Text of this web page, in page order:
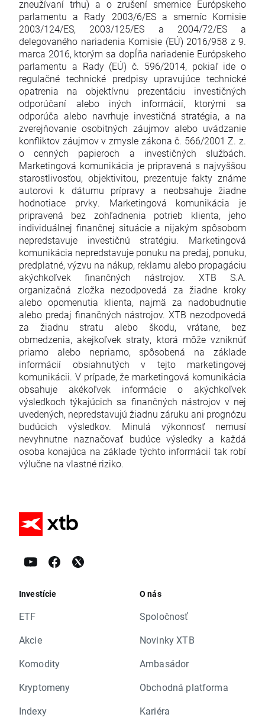
zneužívaní trhu) a o zrušení smernice Európskeho
parlamentu a Rady 2003/6/ES a smerníc Komisie
2003/124/ES, 2003/125/ES a 2004/72/ES a
delegovaného nariadenia Komisie (EÚ) 2016/958 z 9.
marca 2016, ktorým sa dopĺňa nariadenie Európskeho
parlamentu a Rady (EÚ) č. 596/2014, pokiaľ ide o
regulačné technické predpisy upravujúce technické
opatrenia na objektívnu prezentáciu investičných
odporúčaní alebo iných informácií, ktorými sa
odporúča alebo navrhuje investičná stratégia, a na
zverejňovanie osobitných záujmov alebo uvádzanie
konfliktov záujmov v zmysle zákona č. 566/2001 Z. z.
o cenných papieroch a investičných službách.
Marketingová komunikácia je pripravená s najvyššou
starostlivosťou, objektivitou, prezentuje fakty známe
autorovi k dátumu prípravy a neobsahuje žiadne
hodnotiace prvky. Marketingová komunikácia je
pripravená bez zohľadnenia potrieb klienta, jeho
individuálnej finančnej situácie a nijakým spôsobom
nepredstavuje investičnú stratégiu. Marketingová
komunikácia nepredstavuje ponuku na predaj, ponuku,
predplatné, výzvu na nákup, reklamu alebo propagáciu
akýchkoľvek finančných nástrojov. XTB S.A.
organizačná zložka nezodpovedá za žiadne kroky
alebo opomenutia klienta, najmä za nadobudnutie
alebo predaj finančných nástrojov. XTB nezodpovedá
za žiadnu stratu alebo škodu, vrátane, bez
obmedzenia, akejkoľvek straty, ktorá môže vzniknúť
priamo alebo nepriamo, spôsobená na základe
informácií obsiahnutých v tejto marketingovej
komunikácii. V prípade, že marketingová komunikácia
obsahuje akékoľvek informácie o akýchkoľvek
výsledkoch týkajúcich sa finančných nástrojov v nej
uvedených, nepredstavujú žiadnu záruku ani prognózu
budúcich výsledkov. Minulá výkonnosť nemusí
nevyhnutne naznačovať budúce výsledky a každá
osoba konajúca na základe týchto informácií tak robí
výlučne na vlastné riziko.
Investície
ETF
Akcie
Komodity
Kryptomeny
Indexy
O nás
Spoločnosť
Novinky XTB
Ambasádor
Obchodná platforma
Kariéra